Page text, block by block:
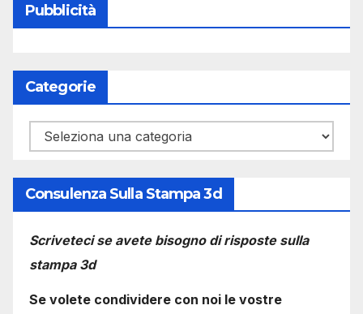
Pubblicità
Categorie
Categorie
Consulenza Sulla Stampa 3d
Scriveteci se avete bisogno di risposte sulla
stampa 3d
Se volete condividere con noi le vostre